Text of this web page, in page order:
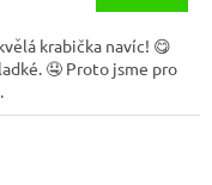
krabička navíc! 😋
🤤 Proto jsme pro